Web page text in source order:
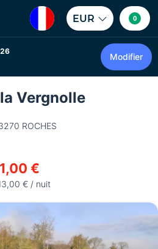
EUR 0
Modifier
Vergnolle
ROCHES
€
€ / nuit